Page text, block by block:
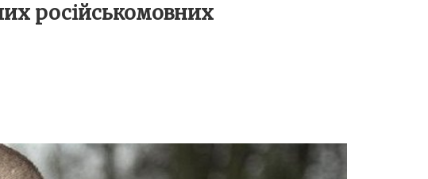
російськомовних